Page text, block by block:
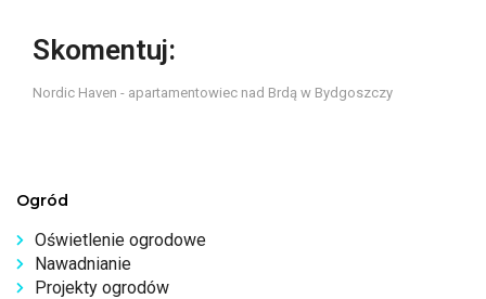
Skomentuj:
Nordic Haven - apartamentowiec nad Brdą w Bydgoszczy
Ogród
Oświetlenie ogrodowe
Nawadnianie
Projekty ogrodów